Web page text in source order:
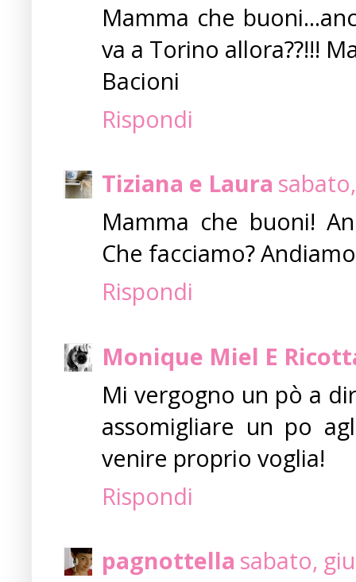
Mamma che
va a Torino allora??!!!
Bacioni
Rispondi
Tiziana e Laura
Mamma che buoni!
Che facciamo?
Rispondi
Monique Miel E
Mi vergogno un pò a
assomigliare un po
venire proprio voglia!
Rispondi
pagnottella sabato,